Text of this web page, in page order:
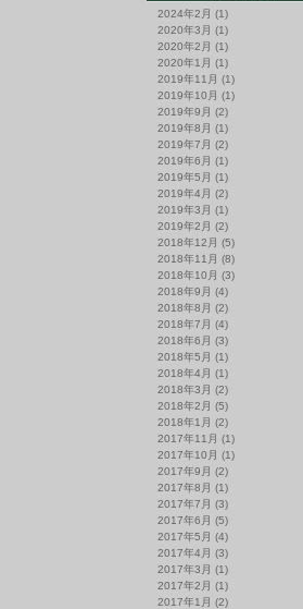
2024年2月 (1)
2020年3月 (1)
2020年2月 (1)
2020年1月 (1)
2019年11月 (1)
2019年10月 (1)
2019年9月 (2)
2019年8月 (1)
2019年7月 (2)
2019年6月 (1)
2019年5月 (1)
2019年4月 (2)
2019年3月 (1)
2019年2月 (2)
2018年12月 (5)
2018年11月 (8)
2018年10月 (3)
2018年9月 (4)
2018年8月 (2)
2018年7月 (4)
2018年6月 (3)
2018年5月 (1)
2018年4月 (1)
2018年3月 (2)
2018年2月 (5)
2018年1月 (2)
2017年11月 (1)
2017年10月 (1)
2017年9月 (2)
2017年8月 (1)
2017年7月 (3)
2017年6月 (5)
2017年5月 (4)
2017年4月 (3)
2017年3月 (1)
2017年2月 (1)
2017年1月 (2)